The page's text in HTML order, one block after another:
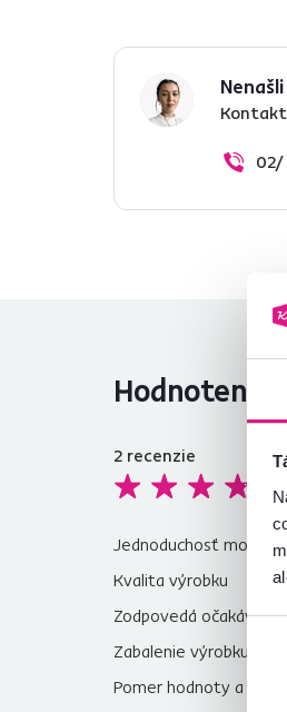
02/
Hodnotenia
2 recenzie
Jednoduchosť
Kvalita výrobku
Zodpovedá
Zabalenie výrobku
Pomer hodnoty a ceny